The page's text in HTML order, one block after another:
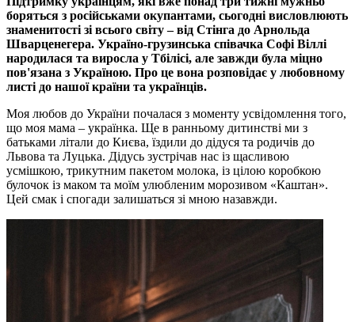
боряться з російськами окупантами, сьогодні висловлюють
знаменитості зі всього світу – від Стінга до Арнольда
Шварценегера. Україно-грузинська співачка Софі Віллі
народилася та виросла у Тбілісі, але завжди була міцно
пов'язана з Україною. Про це вона розповідає у любовному
листі до нашої країни та українців.
Моя любов до України почалася з моменту усвідомлення того,
що моя мама – українка. Ще в ранньому дитинстві ми з
батьками літали до Києва, їздили до дідуся та родичів до
Львова та Луцька. Дідусь зустрічав нас із щасливою
усмішкою, трикутним пакетом молока, із цілою коробкою
булочок із маком та моїм улюбленим морозивом «Каштан».
Цей смак і спогади залишаться зі мною назавжди.